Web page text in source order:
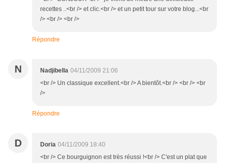
recettes ..<br /> et clic.<br /> et un petit tour sur votre blog...<br
/> <br /> <br />
Répondre
N Nadjibella 04/11/2009 21:06
<br /> Un classique excellent.<br /> A bientôt.<br /> <br /> <br
/>
Répondre
D Doria 04/11/2009 18:40
<br /> Ce bourguignon est très réussi !<br /> C'est un plat que